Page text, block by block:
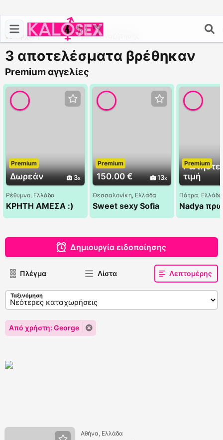
Αρχική >Αποτελέσματα Αναζήτησης
3 αποτελέσματα βρέθηκαν
Premium αγγελίες
Δωρεάν 3
Premium
Ρέθυμνο, Ελλάδα
ΚΡΗΤΗ ΑΜΕΣΑ :)
150.00 € 13
Premium
Θεσσαλονίκη, Ελλάδα
Sweet sexy Sofia
Ρωτήστε
τιμή
Premium
Πάτρα, Ελλάδα
Δημιουργία ειδοποίησης
Πλέγμα Λίστα Λεπτομέρης
Ταξινόμηση
Από χρήστη: George
Αθήνα, Ελλάδα